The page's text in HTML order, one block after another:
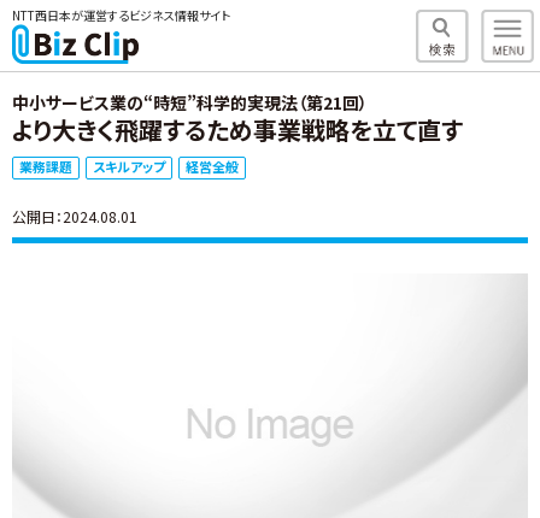
NTT西日本が運営するビジネス情報サイト
中小サービス業の“時短”科学的実現法（第21回）
より大きく飛躍するため事業戦略を立て直す
業務課題 スキルアップ 経営全般
公開日：2024.08.01